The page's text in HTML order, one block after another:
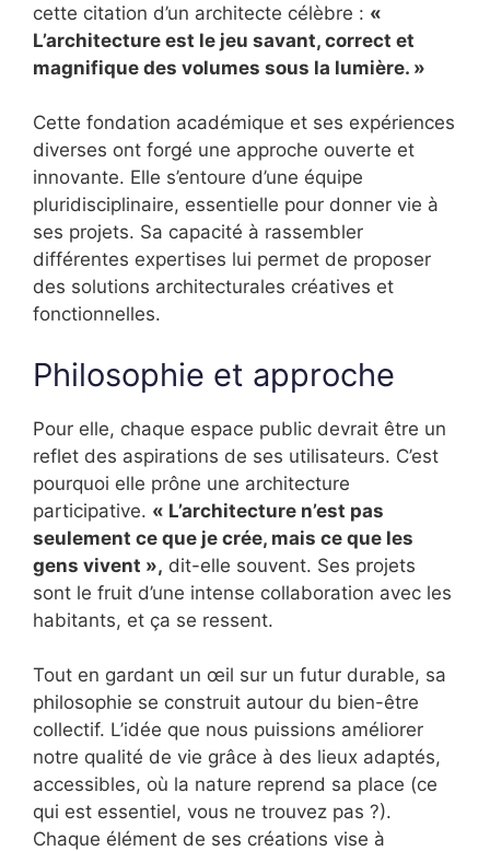
cette citation d’un architecte célèbre : «
L’architecture est le jeu savant, correct et
magnifique des volumes sous la lumière. »
Cette fondation académique et ses expériences
diverses ont forgé une approche ouverte et
innovante. Elle s’entoure d’une équipe
pluridisciplinaire, essentielle pour donner vie à
ses projets. Sa capacité à rassembler
différentes expertises lui permet de proposer
des solutions architecturales créatives et
fonctionnelles.
Philosophie et approche
Pour elle, chaque espace public devrait être un
reflet des aspirations de ses utilisateurs. C’est
pourquoi elle prône une architecture
participative. « L’architecture n’est pas
seulement ce que je crée, mais ce que les
gens vivent », dit-elle souvent. Ses projets
sont le fruit d’une intense collaboration avec les
habitants, et ça se ressent.
Tout en gardant un œil sur un futur durable, sa
philosophie se construit autour du bien-être
collectif. L’idée que nous puissions améliorer
notre qualité de vie grâce à des lieux adaptés,
accessibles, où la nature reprend sa place (ce
qui est essentiel, vous ne trouvez pas ?).
Chaque élément de ses créations vise à